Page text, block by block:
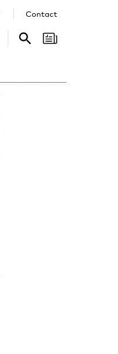
Contact
Search